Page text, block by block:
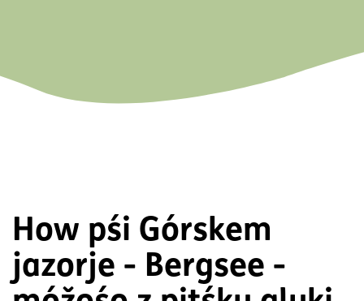
How pśi Górskem
jazorje - Bergsee -